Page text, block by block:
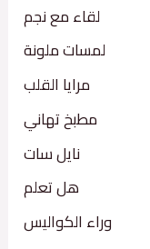
لقاء مع نجم
لمسات ملونة
مرايا القلب
مطبخ تهاني
نايل سات
هل تعلم
وراء الكواليس